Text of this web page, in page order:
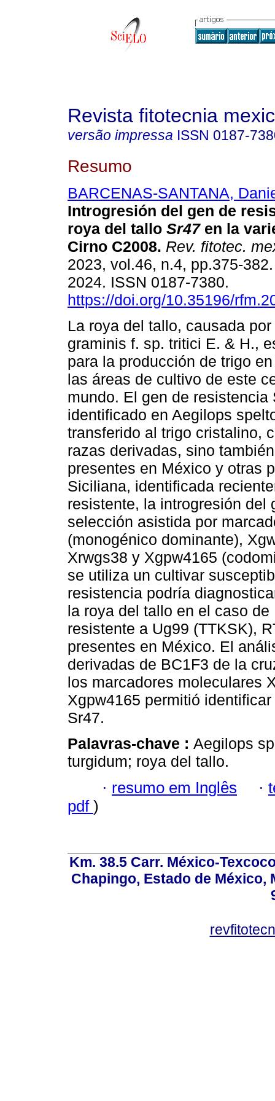
Revista fitotecnia
versão impressa ISSN 0187-
Resumo
BARCENAS-SANTANA,
Introgresión del gen de
roya del tallo Sr47en la
Cirno C2008. Rev. fitotec.
2023, vol.46, n.4, pp.375-
2024. ISSN 0187-7380.
https://doi.org/10.35196/
La roya del tallo, causada
graminis f. sp. tritici E. & H.,
para la producción de trigo
las áreas de cultivo de este
mundo. El gen de resistencia
identificado en Aegilops
transferido al trigo cristalino,
razas derivadas, sino
presentes en México y otras
Siciliana, identificada
resistente, la introgresión del
selección asistida por
(monogénico dominante),
Xrwgs38 y Xgpw4165
se utiliza un cultivar
resistencia podría
la roya del tallo en el caso
resistente a Ug99 (TTKSK),
presentes en México. El
derivadas de BC1F3 de la
los marcadores moleculares
Xgpw4165 permitió
Sr47.
Palavras-chave : Aegilops
turgidum; roya del tallo.
· resumo em Inglês ·
pdf )
Km. 38.5 Carr. México-
Chapingo, Estado de México,